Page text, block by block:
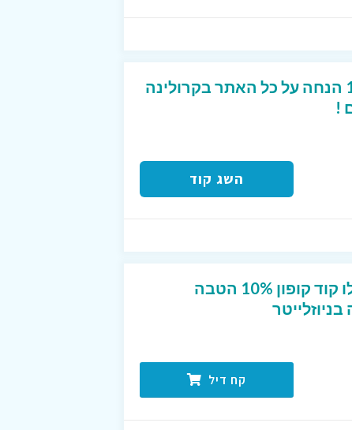
קוד קופון מפנק של 10% הנחה על כל האתר בקרולינה
!
השג קוד
חדשים בפוט לוקר? קבלו קוד קופון 10% הטבה
קח דיל